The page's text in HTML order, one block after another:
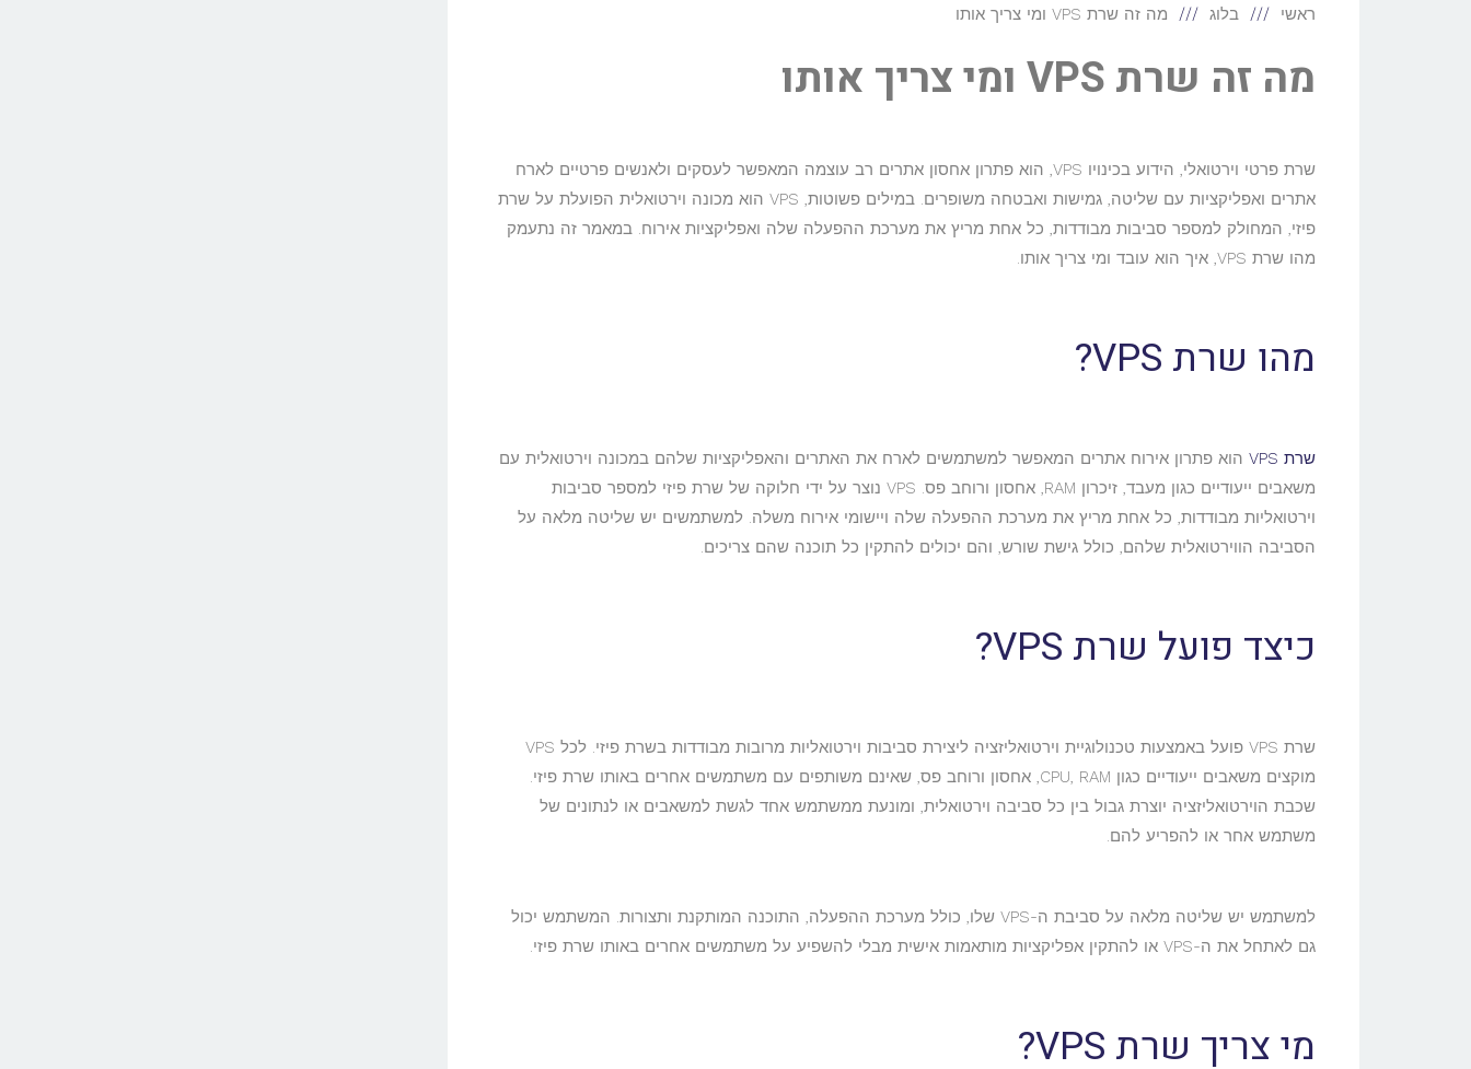
ראשי בלוג מה זה שרת VPS ומי צריך אותו
מה זה שרת VPS ומי צריך אותו
שרת פרטי וירטואלי, הידוע בכינויו VPS, הוא פתרון אחסון אתרים רב עוצמה המאפשר לעסקים ולאנשים פרטיים לארח
אתרים ואפליקציות עם שליטה, גמישות ואבטחה משופרים. במילים פשוטות, VPS הוא מכונה וירטואלית הפועלת על שרת
פיזי, המחולק למספר סביבות מבודדות, כל אחת מריץ את מערכת ההפעלה שלה ואפליקציות אירוח. במאמר זה נתעמק
מהו שרת VPS, איך הוא עובד ומי צריך אותו.
מהו שרת VPS?
שרת VPS
הוא פתרון אירוח אתרים המאפשר למשתמשים לארח את האתרים והאפליקציות שלהם במכונה וירטואלית עם
משאבים ייעודיים כגון מעבד, זיכרון RAM, אחסון ורוחב פס. VPS נוצר על ידי חלוקה של שרת פיזי למספר סביבות
וירטואליות מבודדות, כל אחת מריץ את מערכת ההפעלה שלה ויישומי אירוח משלה. למשתמשים יש שליטה מלאה על
הסביבה הווירטואלית שלהם, כולל גישת שורש, והם יכולים להתקין כל תוכנה שהם צריכים.
כיצד פועל שרת VPS?
שרת VPS פועל באמצעות טכנולוגיית וירטואליזציה ליצירת סביבות וירטואליות מרובות מבודדות בשרת פיזי. לכל VPS
מוקצים משאבים ייעודיים כגון CPU, RAM, אחסון ורוחב פס, שאינם משותפים עם משתמשים אחרים באותו שרת פיזי.
שכבת הוירטואליזציה יוצרת גבול בין כל סביבה וירטואלית, ומונעת ממשתמש אחד לגשת למשאבים או לנתונים של
משתמש אחר או להפריע להם.
למשתמש יש שליטה מלאה על סביבת ה-VPS שלו, כולל מערכת ההפעלה, התוכנה המותקנת ותצורות. המשתמש יכול
גם לאתחל את ה-VPS או להתקין אפליקציות מותאמות אישית מבלי להשפיע על משתמשים אחרים באותו שרת פיזי.
מי צריך שרת VPS?